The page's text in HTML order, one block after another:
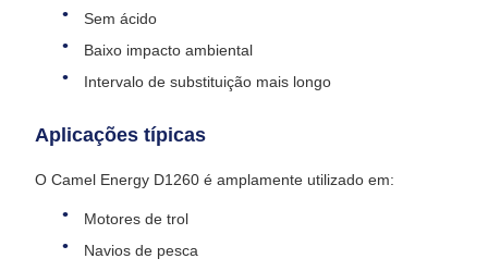
Sem ácido
Baixo impacto ambiental
Intervalo de substituição mais longo
Aplicações típicas
O Camel Energy D1260 é amplamente utilizado em:
Motores de trol
Navios de pesca